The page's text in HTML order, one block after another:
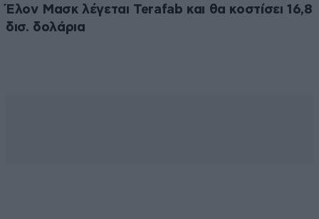
Έλον Μασκ λέγεται Terafab και θα κοστίσει 16,8
δισ. δολάρια